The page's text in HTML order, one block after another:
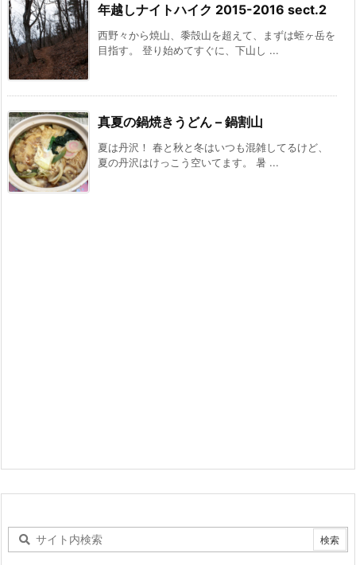
年越しナイトハイク 2015-2016 sect.2
西野々から焼山、黍殻山を超えて、まずは蛭ヶ岳を
目指す。 登り始めてすぐに、下山し ...
真夏の鍋焼きうどん – 鍋割山
夏は丹沢！ 春と秋と冬はいつも混雑してるけど、
夏の丹沢はけっこう空いてます。 暑 ...